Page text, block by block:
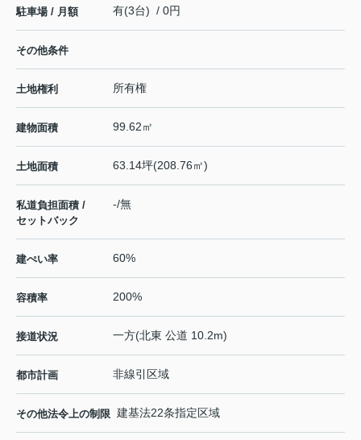
駐車場 / 月額 有(3台) / 0円
その他条件
土地権利 所有権
建物面積 99.62㎡
土地面積 63.14坪(208.76㎡)
私道負担面積 /
セットバック
-/無
建ぺい率 60%
容積率 200%
接道状況 一方(北東 公道 10.2m)
都市計画 非線引区域
その他法令上の制限 建基法22条指定区域